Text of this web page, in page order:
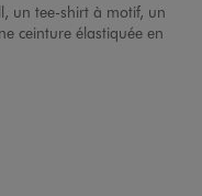
un tee-shirt à motif, un
ceinture élastiquée en